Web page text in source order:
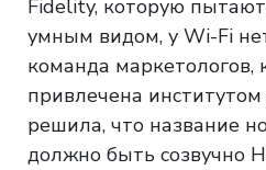
Fidelity, которую
умным видом, у Wi-Fi
команда маркетологов,
привлечена
решила, что название
должно быть созвучно